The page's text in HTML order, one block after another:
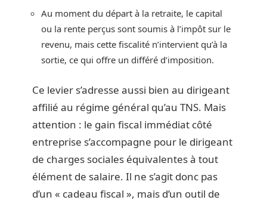
Au moment du départ à la retraite, le capital
ou la rente perçus sont soumis à l’impôt sur le
revenu, mais cette fiscalité n’intervient qu’à la
sortie, ce qui offre un différé d’imposition.
Ce levier s’adresse aussi bien au dirigeant
affilié au régime général qu’au TNS. Mais
attention : le gain fiscal immédiat côté
entreprise s’accompagne pour le dirigeant
de charges sociales équivalentes à tout
élément de salaire. Il ne s’agit donc pas
d’un « cadeau fiscal », mais d’un outil de